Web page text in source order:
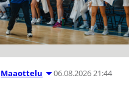
Maaottelu 06.08.2026 21:44